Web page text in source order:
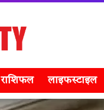
राशिफल लाइफस्टाइल